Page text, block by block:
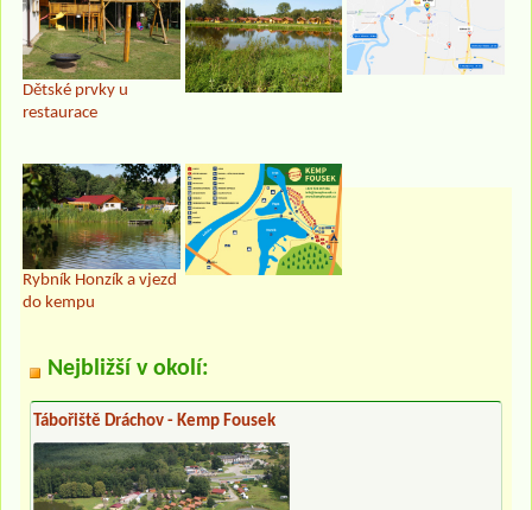
Dětské prvky u
restaurace
Rybník Honzík a vjezd
do kempu
Nejbližší v okolí:
Tábořiště Dráchov - Kemp Fousek